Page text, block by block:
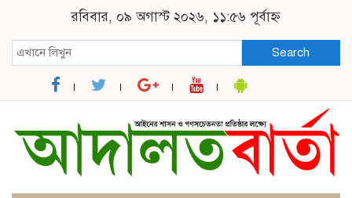
রবিবার, ০৯ অগাস্ট ২০২৬, ১১:৫৬ পূর্বাহ্ন
Search